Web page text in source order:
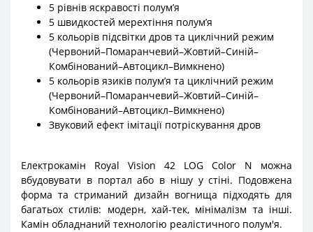
5 рівнів яскравості полумʼя
5 швидкостей мерехтіння полумʼя
5 кольорів підсвітки дров та циклічний режим
(Червоний–Помаранчевий–Жовтий–Синій–
Комбінований–Автоцикл–Вимкнено)
5 кольорів язиків полумʼя та циклічний режим
(Червоний–Помаранчевий–Жовтий–Синій–
Комбінований–Автоцикл–Вимкнено)
Звуковий ефект імітації потріскування дров
Електрокамін Royal Vision 42 LOG Color N можна
вбудовувати в портал або в нішу у стіні. Подовжена
форма та стриманий дизайн вогнища підходять для
багатьох стилів: модерн, хай-тек, мінімалізм та інші.
Камін обладнаний технологію реалістичного полум'я.